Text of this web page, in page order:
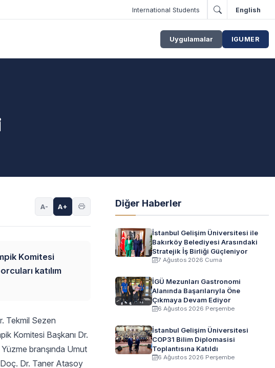
International Students English
Uygulamalar IGUMER
A- A+
Komitesi
katılım
Tekmil Sezen
Komitesi Başkanı Dr.
branşında Umut
Dr. Taner Atasoy
Diğer Haberler
İstanbul Gelişim Üniversitesi ile
Bakırköy Belediyesi Arasındaki
Stratejik İş Birliği Güçleniyor
7 Ağustos 2026 Cuma
İGÜ Mezunları Gastronomi
Alanında Başarılarıyla Öne
Çıkmaya Devam Ediyor
6 Ağustos 2026 Perşembe
İstanbul Gelişim Üniversitesi
COP31 Bilim Diplomasisi
Toplantısına Katıldı
6 Ağustos 2026 Perşembe